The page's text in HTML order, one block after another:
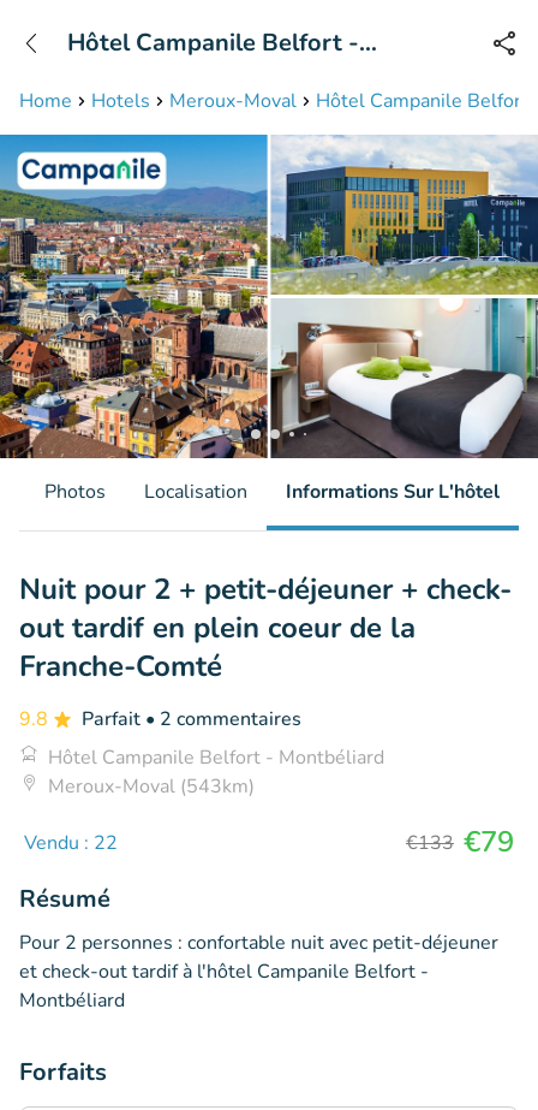
Disponible jusqu'à 23:00 heures
Home Hotels Meroux-Moval Hôtel Campanile Belfort
Hôtel Campanile Belfort -
Photos Localisation Informations Sur L'hôtel
Nuit pour 2 + petit-déjeuner + check-
out tardif en plein coeur de la
Franche-Comté
9.8 Parfait • 2 commentaires
Hôtel Campanile Belfort - Montbéliard
Meroux-Moval (543km)
Vendu : 22 €133 €79
Résumé
Pour 2 personnes : confortable nuit avec petit-déjeuner
et check-out tardif à l'hôtel Campanile Belfort -
Montbéliard
Forfaits